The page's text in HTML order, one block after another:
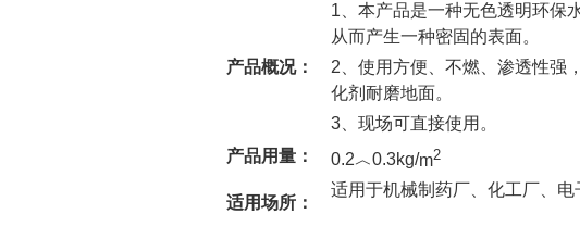
产品概况：
1、本产品是一种无色透明环保
从而产生一种密固的表面。
2、使用方便、不燃、渗透性强
化剂耐磨地面。
3、现场可直接使用。
产品用量：
0.2︿0.3kg/m2
适用场所：
适用于机械制药厂、化工厂、